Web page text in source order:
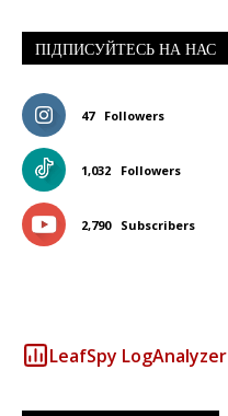
ПІДПИСУЙТЕСЬ НА НАС
47 Followers
1,032 Followers
2,790 Subscribers
LeafSpy LogAnalyzer